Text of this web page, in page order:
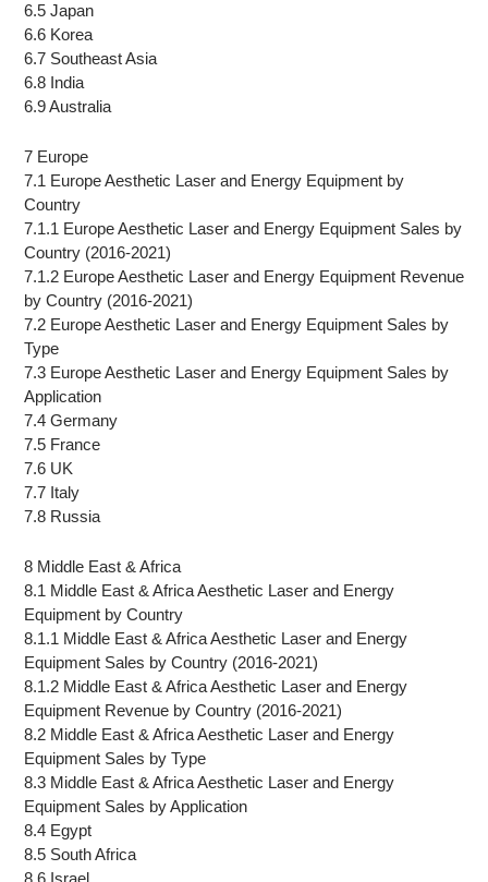
6.5 Japan
6.6 Korea
6.7 Southeast Asia
6.8 India
6.9 Australia
7 Europe
7.1 Europe Aesthetic Laser and Energy Equipment by
Country
7.1.1 Europe Aesthetic Laser and Energy Equipment Sales by
Country (2016-2021)
7.1.2 Europe Aesthetic Laser and Energy Equipment Revenue
by Country (2016-2021)
7.2 Europe Aesthetic Laser and Energy Equipment Sales by
Type
7.3 Europe Aesthetic Laser and Energy Equipment Sales by
Application
7.4 Germany
7.5 France
7.6 UK
7.7 Italy
7.8 Russia
8 Middle East & Africa
8.1 Middle East & Africa Aesthetic Laser and Energy
Equipment by Country
8.1.1 Middle East & Africa Aesthetic Laser and Energy
Equipment Sales by Country (2016-2021)
8.1.2 Middle East & Africa Aesthetic Laser and Energy
Equipment Revenue by Country (2016-2021)
8.2 Middle East & Africa Aesthetic Laser and Energy
Equipment Sales by Type
8.3 Middle East & Africa Aesthetic Laser and Energy
Equipment Sales by Application
8.4 Egypt
8.5 South Africa
8.6 Israel